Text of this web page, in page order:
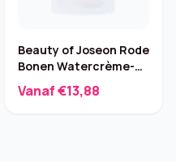
Beauty of Joseon Rode
Bonen Watercrème-
Gel – 100 ml
Vanaf €13,88